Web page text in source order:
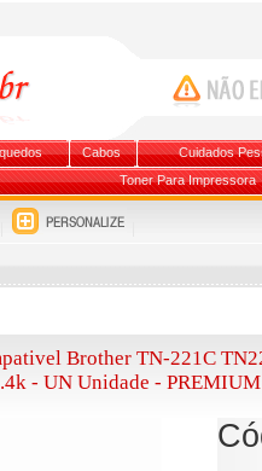
Cabos
Cuidados
Toner Para Impressora
Brother TN-221C
- UN Unidade - PREMIUM